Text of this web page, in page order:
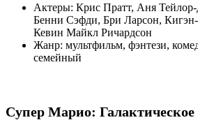
Актеры: Крис Пратт, Аня
Бенни Сэфди, Бри Ларсон,
Кевин Майкл Ричардсон
Жанр: мультфильм, фэнтези,
семейный
Супер Марио: Галактическое